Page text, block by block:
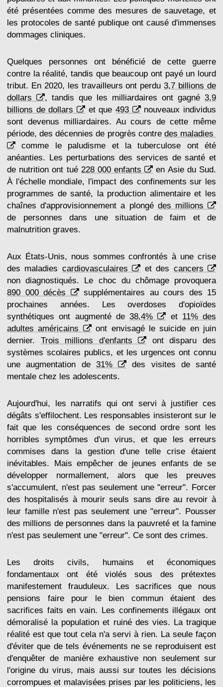
été présentées comme des mesures de sauvetage, et
les protocoles de santé publique ont causé d'immenses
dommages cliniques.
Quelques personnes ont bénéficié de cette guerre
contre la réalité, tandis que beaucoup ont payé un lourd
tribut. En 2020, les travailleurs ont perdu3,7 billions de
dollars
, tandis que les milliardaires ont gagné 3,9
billions de dollars
et que 493
nouveaux individus
sont devenus milliardaires. Au cours de cette même
période, des décennies de progrès contre des maladies
comme le paludisme et la tuberculose ont été
anéanties. Les perturbations des services de santé et
de nutrition ont tué 228 000 enfants
en Asie du Sud.
À l'échelle mondiale, l'impact des confinements sur les
programmes de santé, la production alimentaire et les
chaînes d'approvisionnement a plongé des millions
de personnes dans une situation de faim et de
malnutrition graves.
Aux États-Unis, nous sommes confrontés à une crise
des maladies cardiovasculaires et des cancers
non diagnostiqués. Le choc du chômage provoquera
890 000 décès
supplémentaires au cours des 15
prochaines années. Les overdoses d'opioïdes
synthétiques ont augmenté de 38,4% et 11% des
adultes américains
ont envisagé le suicide en juin
dernier. Trois millions d'enfants
ont disparu des
systèmes scolaires publics, et les urgences ont connu
une augmentation de 31%
des visites de santé
mentale chez les adolescents.
Aujourd'hui, les narratifs qui ont servi à justifier ces
dégâts s'effilochent. Les responsables insisteront sur le
fait que les conséquences de second ordre sont les
horribles symptômes d'un virus, et que les erreurs
commises dans la gestion d'une telle crise étaient
inévitables. Mais empêcher de jeunes enfants de se
développer normallement, alors que les preuves
s'accumulent, n'est pas seulement une "erreur". Forcer
des hospitalisés à mourir seuls sans dire au revoir à
leur famille n'est pas seulement une "erreur". Pousser
des millions de personnes dans la pauvreté et la famine
n'est pas seulement une "erreur". Ce sont des crimes.
Les droits civils, humains et économiques
fondamentaux ont été violés sous des prétextes
manifestement frauduleux. Les sacrifices que nous
pensions faire pour le bien commun étaient des
sacrifices faits en vain. Les confinements illégaux ont
démoralisé la population et ruiné des vies. La tragique
réalité est que tout cela n'a servi à rien. La seule façon
d'éviter que de tels événements ne se reproduisent est
d'enquêter de manière exhaustive non seulement sur
l'origine du virus, mais aussi sur toutes les décisions
corrompues et malavisées prises par les politiciens, les